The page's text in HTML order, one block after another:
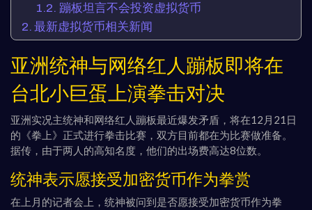
蹦板坦言不会投资虚拟货币
最新虚拟货币相关新闻
亚洲统神与网络红人蹦板即将在
台北小巨蛋上演拳击对决
亚洲实况主统神和网络红人蹦板最近爆发矛盾，将在12月21日
的《拳上》正式进行拳击比赛，双方目前都在为比赛做准备。
据传，由于两人的高知名度，他们的出场费高达8位数。
统神表示愿接受加密货币作为拳赏
在上月的记者会上，统神被问到是否愿接受加密货币作为拳